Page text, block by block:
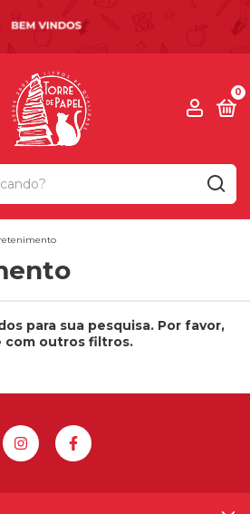
0
para sua pesquisa. Por favor,
outros filtros.